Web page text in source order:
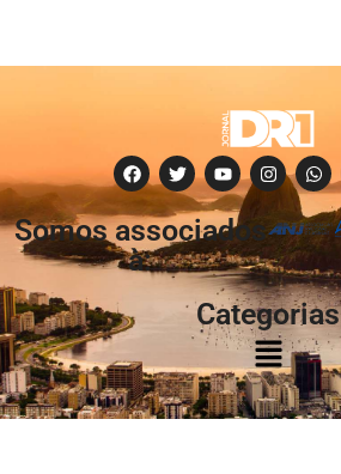
Somos associados
à:
Categorias